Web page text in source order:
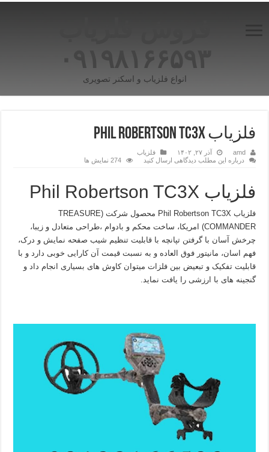
۰۹۱۹۸۱۶۶۵۹۳
انواع فلزیاب و اسکنر تصویری
فلزیاب Phil Robertson TC3X
amd آذر ۲۷, ۱۴۰۲
فلزیاب
درباره این مطلب دیدگاهی ارسال کنید
274 نمایش ها
فلزیاب Phil Robertson TC3X
فلزیاب Phil Robertson TC3X محصول شرکت (TREASURE
COMMANDER) امریکا، ساخت محکم و بادوام ،طراحی متعادل و زیبا،
چرخش آسان با گرفتن تپانچه با قابلیت تنظیم شیب صفحه نمایش و درک،
فهم اسان، مانیتور فوق العاده و به نسبت قیمت آن کارایی خوبی دارد و با
قابلیت تفکیک و تبعیض بین فلزات میتوان کاوش های بسیاری انجام داد و
گنجینه های با ارزشی را یافت نماید.